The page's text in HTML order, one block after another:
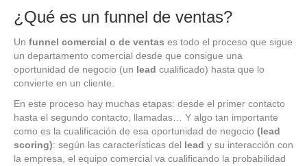
¿Qué es un funnel de ventas?
Un funnel comercial o de ventas es todo el proceso que sigue
un departamento comercial desde que consigue una
oportunidad de negocio (un lead cualificado) hasta que lo
convierte en un cliente.
En este proceso hay muchas etapas: desde el primer contacto
hasta el segundo contacto, llamadas… Y algo tan importante
como es la cualificación de esa oportunidad de negocio (lead
scoring): según las características del lead y su interacción con
la empresa, el equipo comercial va cualificando la probabilidad